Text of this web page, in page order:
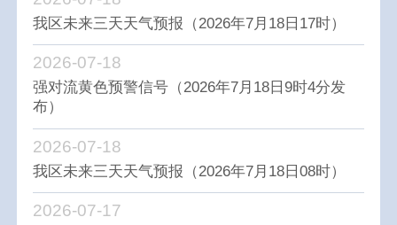
我区未来三天天气预报（2026年7月18日17时）
强对流黄色预警信号（2026年7月18日9时4分发
布）
2026-07-18
我区未来三天天气预报（2026年7月18日08时）
2026-07-18
2026-07-17